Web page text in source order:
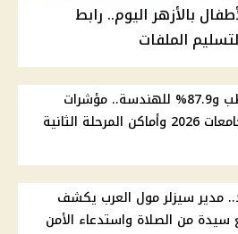
بالأزهر اليوم.. رابط
الملفات
92.8% للطب و87.9% للهندسة.. مؤشرات
الثانية
مدير سيزلر مول العرب يكشف
سيدة من الصلاة واستدعاء الأمن